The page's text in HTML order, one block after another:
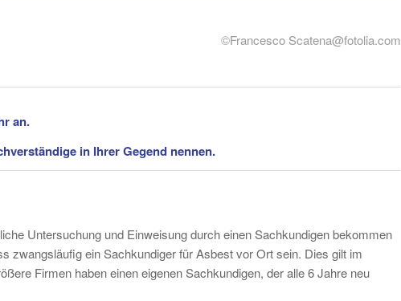
©Francesco Scatena@fotolia.com
an.
in Ihrer Gegend nennen.
Untersuchung und Einweisung durch einen Sachkundigen bekommen
zwangsläufig ein Sachkundiger für Asbest vor Ort sein. Dies gilt im
Firmen haben einen eigenen Sachkundigen, der alle 6 Jahre neu